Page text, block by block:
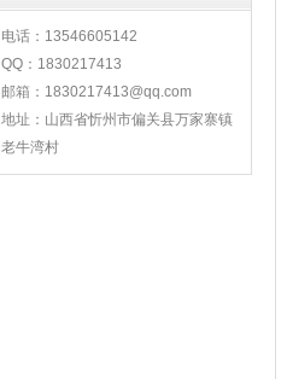
电话：13546605142
QQ：1830217413
邮箱：1830217413@qq.com
地址：山西省忻州市偏关县万家寨镇
老牛湾村